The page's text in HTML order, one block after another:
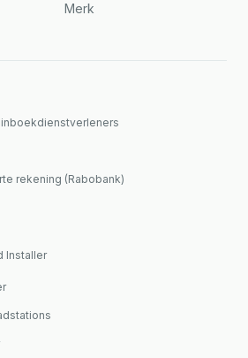
Merk
rekening (Rabobank)
Installer